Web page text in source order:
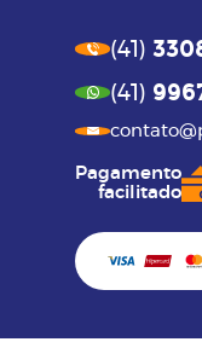
(41)
(41)
Pagamento
facilitado